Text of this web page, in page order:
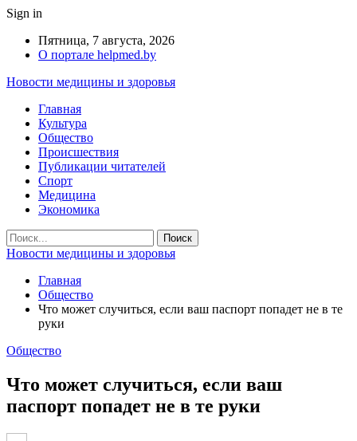
Sign in
Пятница, 7 августа, 2026
О портале helpmed.by
Новости медицины и здоровья
Главная
Культура
Общество
Происшествия
Публикации читателей
Спорт
Медицина
Экономика
Новости медицины и здоровья
Главная
Общество
Что может случиться, если ваш паспорт попадет не в те
руки
Общество
Что может случиться, если ваш
паспорт попадет не в те руки